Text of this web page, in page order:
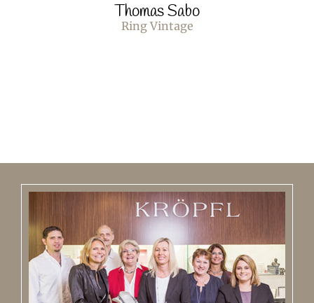
Thomas Sabo
Ring Vintage